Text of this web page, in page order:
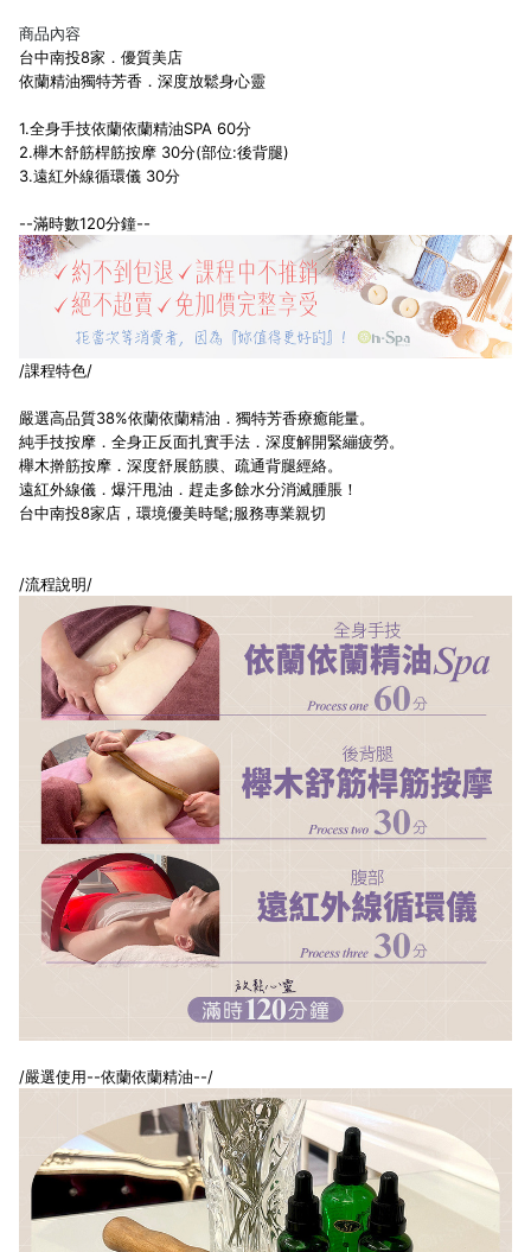
商品內容
台中南投8家．優質美店
依蘭精油獨特芳香．深度放鬆身心靈
1.全身手技依蘭依蘭精油SPA 60分
2.櫸木舒筋桿筋按摩 30分(部位:後背腿)
3.遠紅外線循環儀 30分
--滿時數120分鐘--
/課程特色/
嚴選高品質38%依蘭依蘭精油．獨特芳香療癒能量。
純手技按摩．全身正反面扎實手法．深度解開緊繃疲勞。
櫸木擀筋按摩．深度舒展筋膜、疏通背腿經絡。
遠紅外線儀．爆汗甩油．趕走多餘水分消滅腫脹！
台中南投8家店，環境優美時髦;服務專業親切
/流程說明/
/嚴選使用--依蘭依蘭精油--/